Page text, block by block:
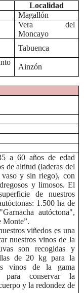
Localidad
Magallón
Vera del
Moncayo
Tabuenca
Ainzón
a 60 años de edad
de altitud (laderas del
y sin riego), con
y limosos. El
de nuestros
1.500 ha de
autóctona",
Monte”.
viñedos es una
nuestros vinos de la
son recogidas y
de 20 kg para la
vinos de la gama
para conservar la
y la redondez de